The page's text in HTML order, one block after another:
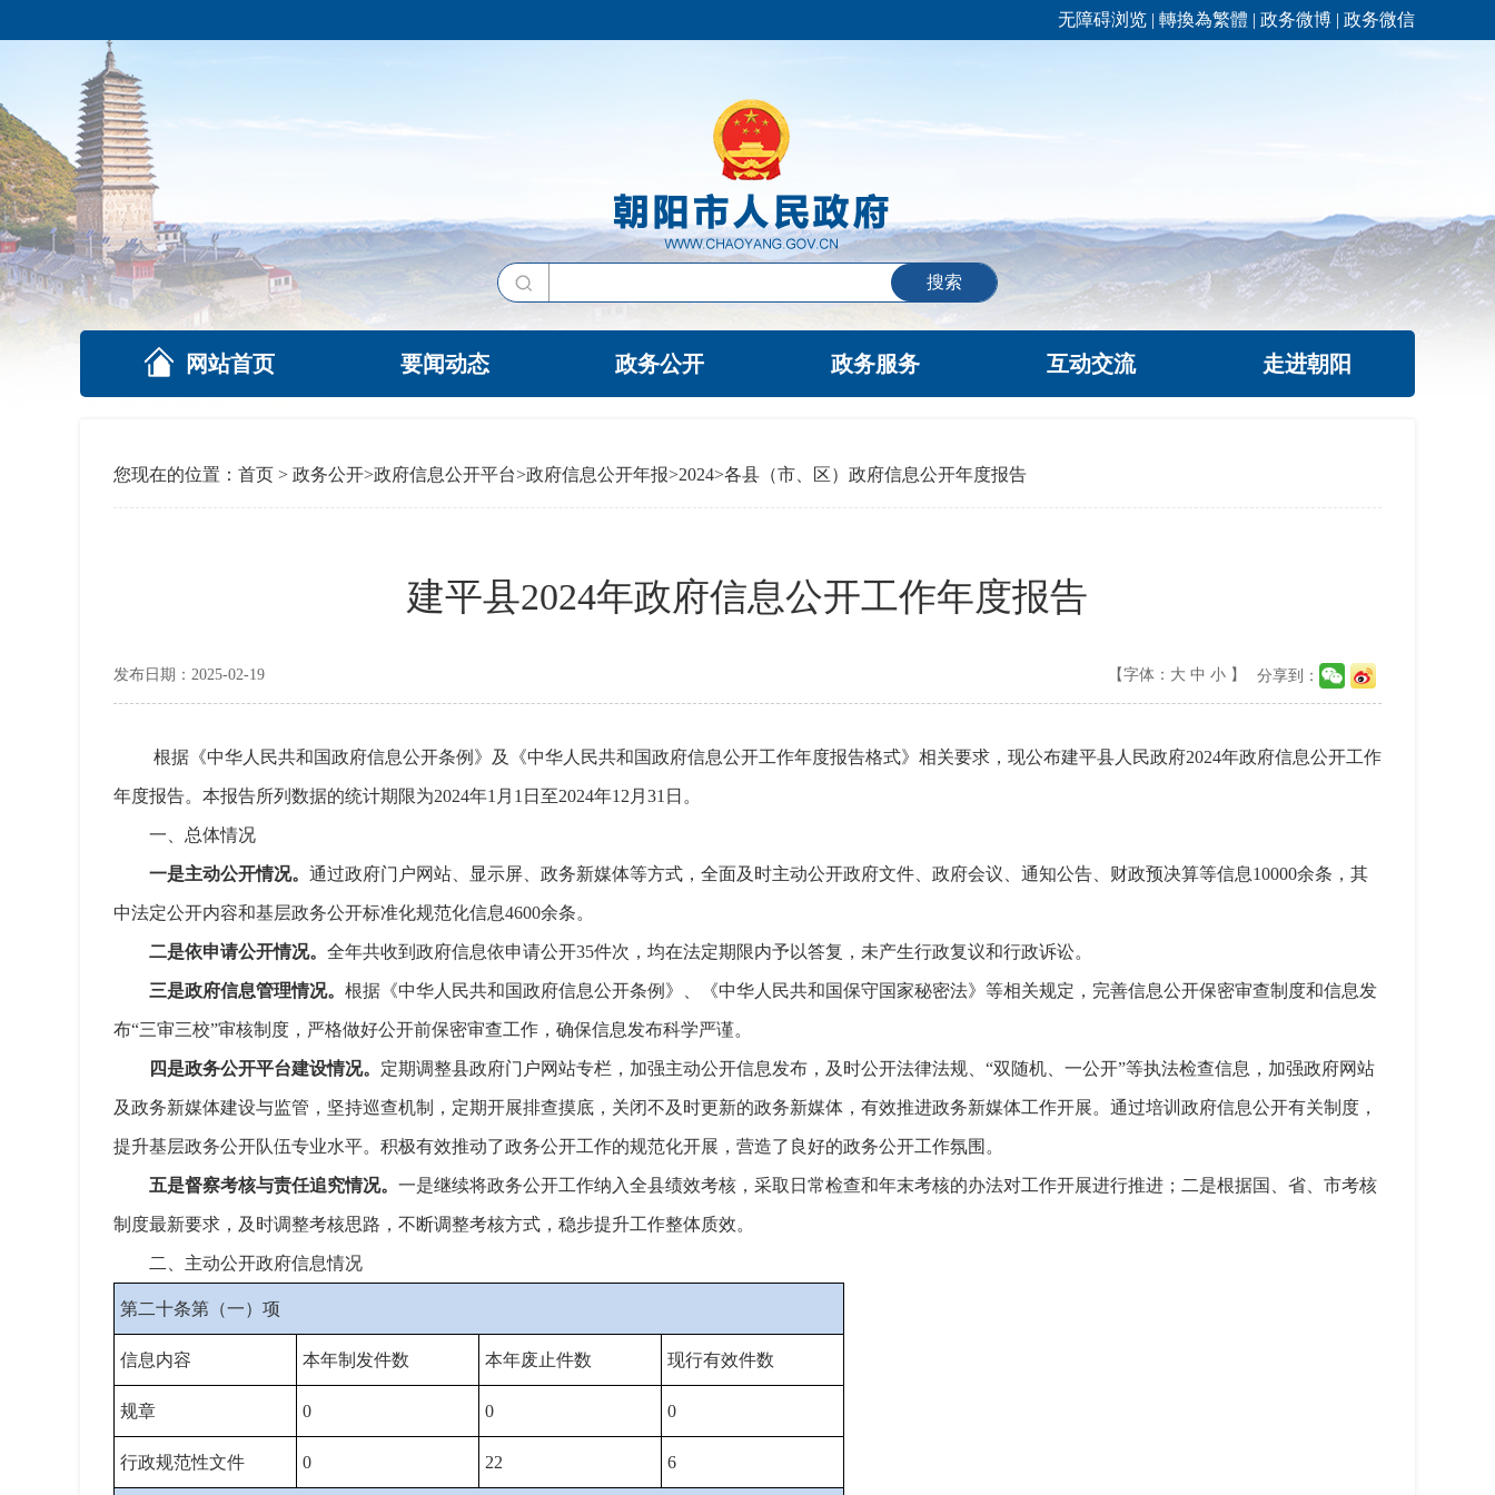
无障碍浏览 | 轉換為繁體 | 政务微博 | 政务微信
搜索
网站首页 要闻动态 政务公开 政务服务 互动交流 走进朝阳
您现在的位置： 首页 > 政务公开>政府信息公开平台>政府信息公开年报>2024>各县（市、区）政府信息公开年度报告
建平县2024年政府信息公开工作年度报告
发布日期：2025-02-19 【字体： 大 中 小 】 分享到：
根据《中华人民共和国政府信息公开条例》及《中华人民共和国政府信息公开工作年度报告格式》相关要求，现公布建平县人民政府2024年政府信息公开工作
年度报告。本报告所列数据的统计期限为2024年1月1日至2024年12月31日。
一、总体情况
一是主动公开情况。 通过政府门户网站、显示屏、政务新媒体等方式，全面及时主动公开政府文件、政府会议、通知公告、财政预决算等信息10000余条，其
中法定公开内容和基层政务公开标准化规范化信息4600余条。
二是依申请公开情况。 全年共收到政府信息依申请公开35件次，均在法定期限内予以答复，未产生行政复议和行政诉讼。
三是政府信息管理情况。 根据《中华人民共和国政府信息公开条例》、《中华人民共和国保守国家秘密法》等相关规定，完善信息公开保密审查制度和信息发
布“三审三校”审核制度，严格做好公开前保密审查工作，确保信息发布科学严谨。
四是政务公开平台建设情况。 定期调整县政府门户网站专栏，加强主动公开信息发布，及时公开法律法规、“双随机、一公开”等执法检查信息，加强政府网站
及政务新媒体建设与监管，坚持巡查机制，定期开展排查摸底，关闭不及时更新的政务新媒体，有效推进政务新媒体工作开展。通过培训政府信息公开有关制度，
提升基层政务公开队伍专业水平。积极有效推动了政务公开工作的规范化开展，营造了良好的政务公开工作氛围。
五是督察考核与责任追究情况。 一是继续将政务公开工作纳入全县绩效考核，采取日常检查和年末考核的办法对工作开展进行推进；二是根据国、省、市考核
制度最新要求，及时调整考核思路，不断调整考核方式，稳步提升工作整体质效。
二、主动公开政府信息情况
第二十条第（一）项
信息内容 本年制发件数 本年废止件数 现行有效件数
规章 0 0 0
行政规范性文件 0 22 6